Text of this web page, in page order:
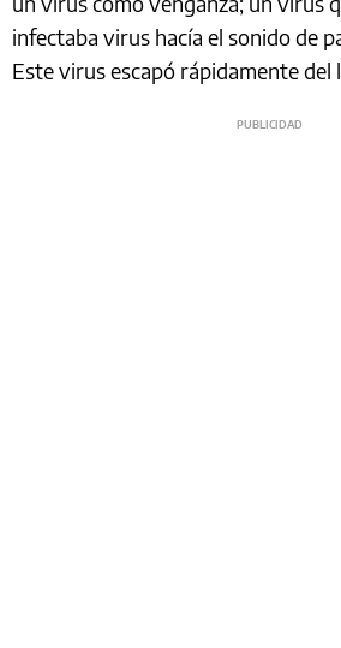
infectaba virus hacía el sonido de
Este virus escapó rápidamente del